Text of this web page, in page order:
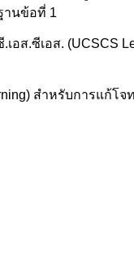
านข้อที่ 1
ส.ซีเอส. (UCSCS
สำหรับการแก้